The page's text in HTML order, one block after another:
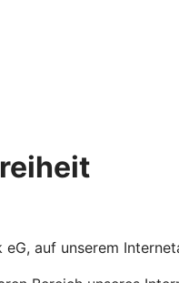
auf unserem